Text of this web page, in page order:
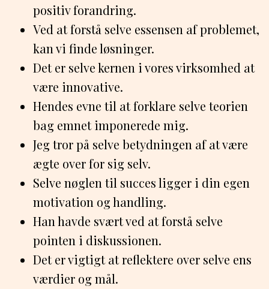
positiv forandring.
Ved at forstå selve essensen af problemet,
kan vi finde løsninger.
Det er selve kernen i vores virksomhed at
være innovative.
Hendes evne til at forklare selve teorien
bag emnet imponerede mig.
Jeg tror på selve betydningen af at være
ægte over for sig selv.
Selve nøglen til succes ligger i din egen
motivation og handling.
Han havde svært ved at forstå selve
pointen i diskussionen.
Det er vigtigt at reflektere over selve ens
værdier og mål.